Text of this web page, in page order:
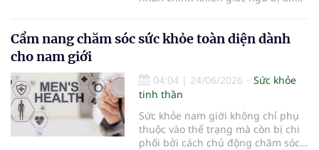
tranh phức tạp hơn tưởng tượng...
Cẩm nang chăm sóc sức khỏe toàn diện dành
cho nam giới
04:04 | 24/06/2026
Sức khỏe
tinh thần
Sức khỏe nam giới không chỉ phụ
thuộc vào thể trạng mà còn bị chi
phối bởi cách chủ động chăm sóc